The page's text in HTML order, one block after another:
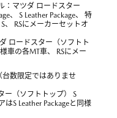
：マツダ ロードスター
、 S Leather Package、 特
、 RSにメーカーセットオ
ロードスター（ソフトト
車の各MT車、 RSにメー
数限定ではありませ
ー（ソフトトップ） S
はS Leather Packageと同様